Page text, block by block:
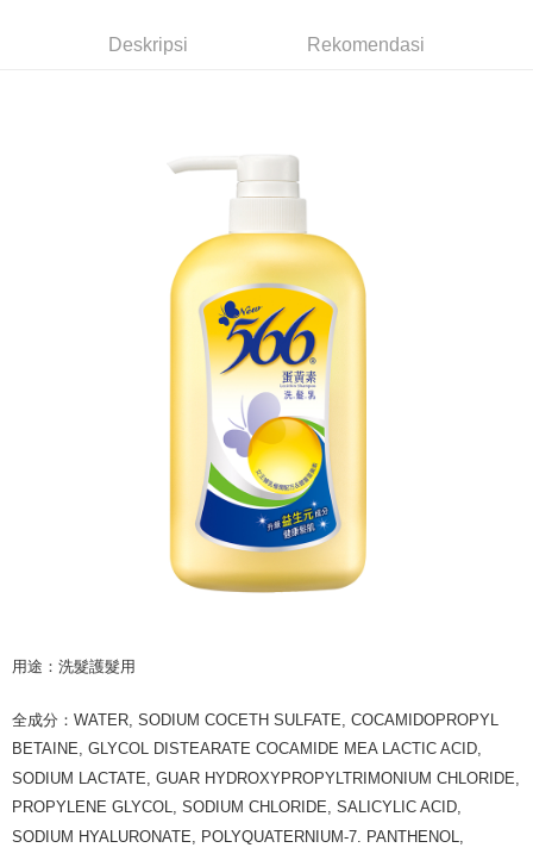
Tempoh pembayaran dikira dari masa kedai meminta pembayaran anda,
ditambah dengan bilangan hari yang boleh dilanjutkan oleh AFTEE. Anda
pesanan. Walau bagaimanapun, tiada jaminan bahawa anda boleh
menerima pesanan anda semasa tempoh pembayaran (cth.: produk
prapesanan atau produk yang mungkin mengambil masa yang lebih
lama untuk dihantar). Oleh itu, anda dikehendaki membuat pembayaran
kepada AFTEE dalam tempoh sama ada anda menerima pesanan.
Kedua, Sekatan Pembayaran
1. Jumlah yang diperakui untuk pengguna kali pertama boleh sehingga
NT$10,000. Amaun diperakui sebenar yang diluluskan akan berdasarkan
keputusan pensijilan dan semakan oleh AFTEE.
2. Amaun perbelanjaan minimum mestilah lebih besar daripada NT$20.
3. Pada masa ini hanya tersedia untuk ahli Taiwan.
Ketiga, Syarat Perkhidmatan
Perkhidmatan AFTEE Beli Sekarang Bayar Kemudian disediakan oleh NP
Taiwan, Inc. dan AFTEE akan membuat bil kepada pengguna. AFTEE
akan menggunakan data peribadi yang dikumpul (termasuk nama
(https://aftee.tw/privacypolicy/
Jumlah yang diperakui untuk pengguna kali pertama yang lulus
pembayaran dalam tempoh tersebut, yuran pembayaran lewat sebanyak
20% setahun akan dikenakan. Pengguna bawah umur dikehendaki
mendapatkan kebenaran daripada ibu bapa atau penjaga yang sah
NT$599 atau lebih
NT$60/pesanan | Penghantaran percuma untuk pesanan
NT$120/pesanan | Penghantaran percuma untuk pesanan
Deskripsi Rekomendasi
用途：洗髮護髮用
全成分： WATER, SODIUM COCETH SULFATE, COCAMIDOPROPYL
BETAINE, GLYCOL DISTEARATE COCAMIDE MEA LACTIC ACID,
SODIUM LACTATE, GUAR HYDROXYPROPYLTRIMONIUM CHLORIDE,
PROPYLENE GLYCOL, SODIUM CHLORIDE, SALICYLIC ACID,
SODIUM HYALURONATE, POLYQUATERNIUM-7. PANTHENOL,